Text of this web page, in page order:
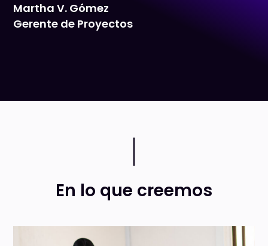
Martha V. Gómez
Gerente de Proyectos
En lo que creemos